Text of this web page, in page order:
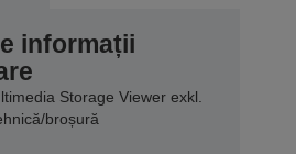
informații
Storage Viewer exkl.
broșură